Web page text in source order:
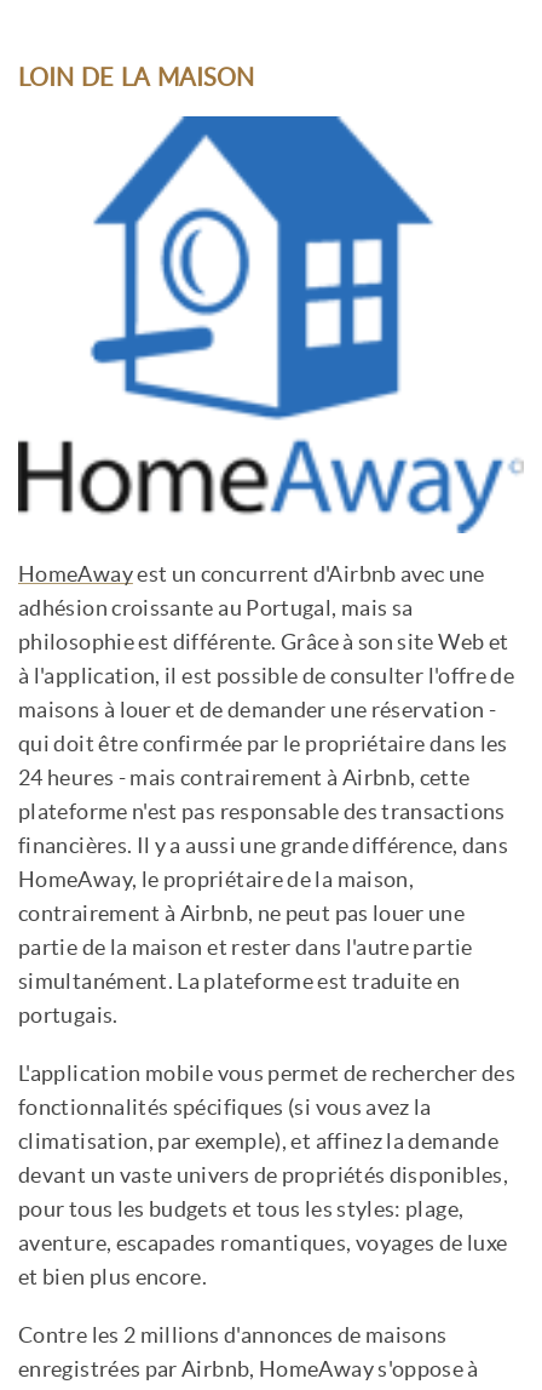
LOIN DE LA MAISON
HomeAwayest un concurrent d'Airbnb avec une
adhésion croissante au Portugal, mais sa
philosophie est différente. Grâce à son site Web et
à l'application, il est possible de consulter l'offre de
maisons à louer et de demander une réservation -
qui doit être confirmée par le propriétaire dans les
24 heures - mais contrairement à Airbnb, cette
plateforme n'est pas responsable des transactions
financières. Il y a aussi une grande différence, dans
HomeAway, le propriétaire de la maison,
contrairement à Airbnb, ne peut pas louer une
partie de la maison et rester dans l'autre partie
simultanément. La plateforme est traduite en
portugais.
L'application mobile vous permet de rechercher des
fonctionnalités spécifiques (si vous avez la
climatisation, par exemple), et affinez la demande
devant un vaste univers de propriétés disponibles,
pour tous les budgets et tous les styles: plage,
aventure, escapades romantiques, voyages de luxe
et bien plus encore.
Contre les 2 millions d'annonces de maisons
enregistrées par Airbnb, HomeAway s'oppose à